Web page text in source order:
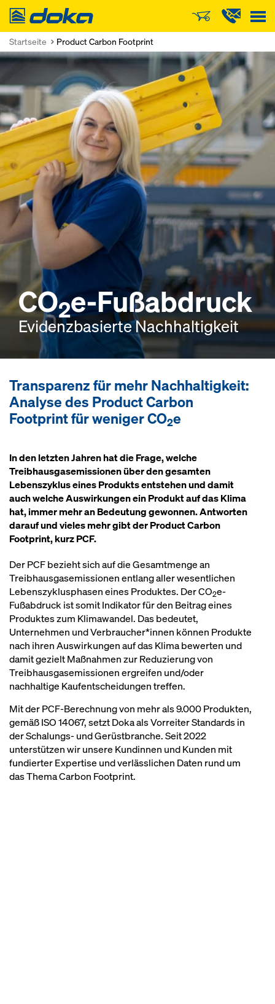
Doka
Startseite Product Carbon Footprint
CO2e-Fußabdruck
Evidenzbasierte Nachhaltigkeit
Transparenz für mehr Nachhaltigkeit:
Analyse des Product Carbon
Footprint für weniger CO2e
In den letzten Jahren hat die Frage, welche
Treibhausgasemissionen über den gesamten
Lebenszyklus eines Produkts entstehen und damit
auch welche Auswirkungen ein Produkt auf das Klima
hat, immer mehr an Bedeutung gewonnen. Antworten
darauf und vieles mehr gibt der Product Carbon
Footprint, kurz PCF.
Der PCF bezieht sich auf die Gesamtmenge an
Treibhausgasemissionen entlang aller wesentlichen
Lebenszyklusphasen eines Produktes. Der CO2e-
Fußabdruck ist somit Indikator für den Beitrag eines
Produktes zum Klimawandel. Das bedeutet,
Unternehmen und Verbraucher*innen können Produkte
nach ihren Auswirkungen auf das Klima bewerten und
damit gezielt Maßnahmen zur Reduzierung von
Treibhausgasemissionen ergreifen und/oder
nachhaltige Kaufentscheidungen treffen.
Mit der PCF-Berechnung von mehr als 9.000 Produkten,
gemäß ISO 14067, setzt Doka als Vorreiter Standards in
der Schalungs- und Gerüstbranche. Seit 2022
unterstützen wir unsere Kundinnen und Kunden mit
fundierter Expertise und verlässlichen Daten rund um
das Thema Carbon Footprint.